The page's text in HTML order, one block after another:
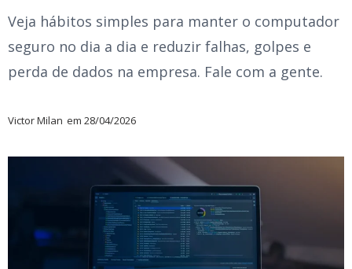
Veja hábitos simples para manter o computador
seguro no dia a dia e reduzir falhas, golpes e
perda de dados na empresa. Fale com a gente.
Victor Milan em 28/04/2026